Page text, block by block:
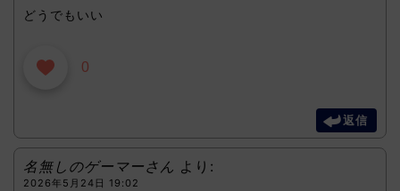
どうでもいい
0
返信
名無しのゲーマーさん より:
2026年5月24日 19:02